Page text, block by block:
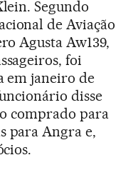
Segundo
de Aviação
Agusta Aw139,
foi
em janeiro de
disse
comprado para
para Angra e,